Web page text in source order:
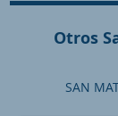
Otros
SAN